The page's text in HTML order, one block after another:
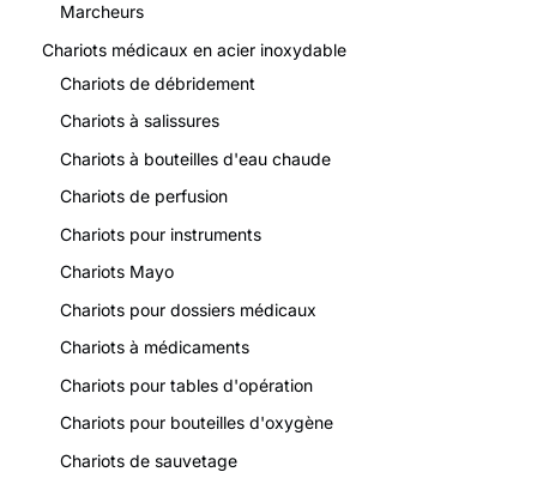
Marcheurs
Chariots médicaux en acier inoxydable
Chariots de débridement
Chariots à salissures
Chariots à bouteilles d'eau chaude
Chariots de perfusion
Chariots pour instruments
Chariots Mayo
Chariots pour dossiers médicaux
Chariots à médicaments
Chariots pour tables d'opération
Chariots pour bouteilles d'oxygène
Chariots de sauvetage